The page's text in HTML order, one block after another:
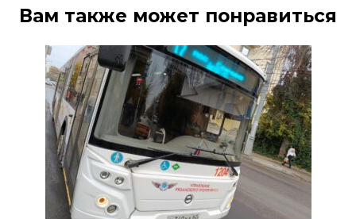
Вам также может понравиться